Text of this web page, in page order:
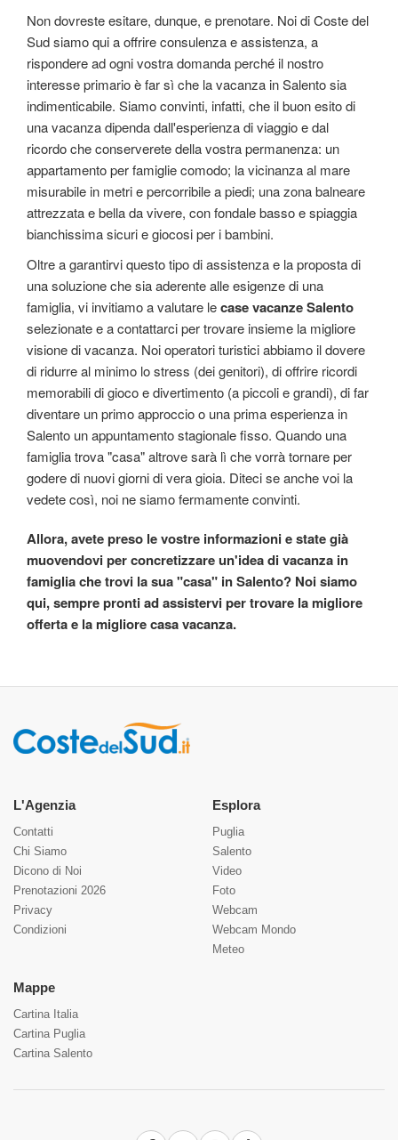
Non dovreste esitare, dunque, e prenotare. Noi di Coste del
Sud siamo qui a offrire consulenza e assistenza, a
rispondere ad ogni vostra domanda perché il nostro
interesse primario è far sì che la vacanza in Salento sia
indimenticabile. Siamo convinti, infatti, che il buon esito di
una vacanza dipenda dall'esperienza di viaggio e dal
ricordo che conserverete della vostra permanenza: un
appartamento per famiglie comodo; la vicinanza al mare
misurabile in metri e percorribile a piedi; una zona balneare
attrezzata e bella da vivere, con fondale basso e spiaggia
bianchissima sicuri e giocosi per i bambini.
Oltre a garantirvi questo tipo di assistenza e la proposta di
una soluzione che sia aderente alle esigenze di una
famiglia, vi invitiamo a valutare lecase vacanze Salento
selezionate e a contattarci per trovare insieme la migliore
visione di vacanza. Noi operatori turistici abbiamo il dovere
di ridurre al minimo lo stress (dei genitori), di offrire ricordi
memorabili di gioco e divertimento (a piccoli e grandi), di far
diventare un primo approccio o una prima esperienza in
Salento un appuntamento stagionale fisso. Quando una
famiglia trova "casa" altrove sarà lì che vorrà tornare per
godere di nuovi giorni di vera gioia. Diteci se anche voi la
vedete così, noi ne siamo fermamente convinti.
Allora, avete preso le vostre informazioni e state già
muovendovi per concretizzare un'idea di vacanza in
famiglia che trovi la sua "casa" in Salento? Noi siamo
qui, sempre pronti ad assistervi per trovare la migliore
offerta e la migliore casa vacanza.
L'Agenzia
Contatti
Chi Siamo
Dicono di Noi
Prenotazioni 2026
Privacy
Condizioni
Esplora
Puglia
Salento
Video
Foto
Webcam
Webcam Mondo
Meteo
Mappe
Cartina Italia
Cartina Puglia
Cartina Salento